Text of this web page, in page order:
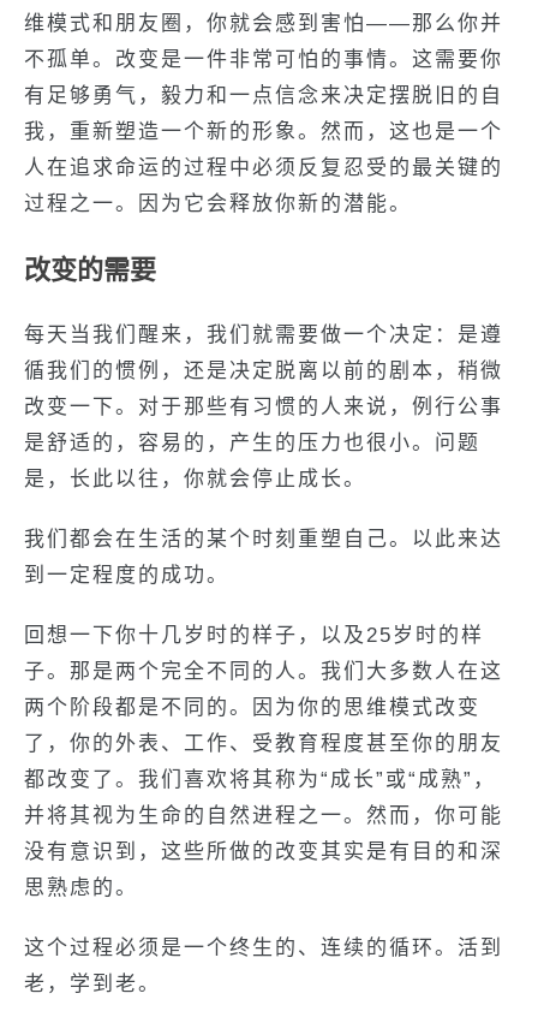
维模式和朋友圈，你就会感到害怕——那么你并
不孤单。改变是一件非常可怕的事情。这需要你
有足够勇气，毅力和一点信念来决定摆脱旧的自
我，重新塑造一个新的形象。然而，这也是一个
人在追求命运的过程中必须反复忍受的最关键的
过程之一。因为它会释放你新的潜能。
改变的需要
每天当我们醒来，我们就需要做一个决定：是遵
循我们的惯例，还是决定脱离以前的剧本，稍微
改变一下。对于那些有习惯的人来说，例行公事
是舒适的，容易的，产生的压力也很小。问题
是，长此以往，你就会停止成长。
我们都会在生活的某个时刻重塑自己。以此来达
到一定程度的成功。
回想一下你十几岁时的样子，以及25岁时的样
子。那是两个完全不同的人。我们大多数人在这
两个阶段都是不同的。因为你的思维模式改变
了，你的外表、工作、受教育程度甚至你的朋友
都改变了。我们喜欢将其称为“成长”或“成熟”，
并将其视为生命的自然进程之一。然而，你可能
没有意识到，这些所做的改变其实是有目的和深
思熟虑的。
这个过程必须是一个终生的、连续的循环。活到
老，学到老。